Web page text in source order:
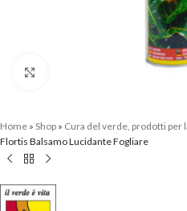
Home » Shop » Cura del verde, prodotti per
Flortis Balsamo Lucidante Fogliare